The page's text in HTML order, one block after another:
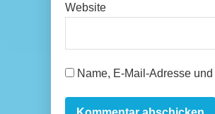
Website
Name, E-Mail-Adresse